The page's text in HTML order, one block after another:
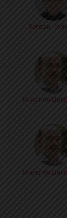
Богдан
Михайло
Михайло